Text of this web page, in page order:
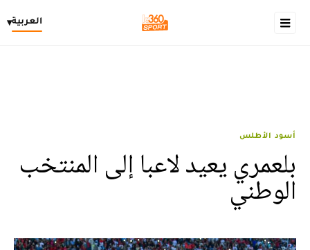
العربية▾
أسود الأطلس
بلعمري يعيد لاعبا إلى المنتخب
الوطني